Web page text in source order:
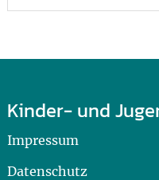
Kinder- und
Impressum
Datenschutz